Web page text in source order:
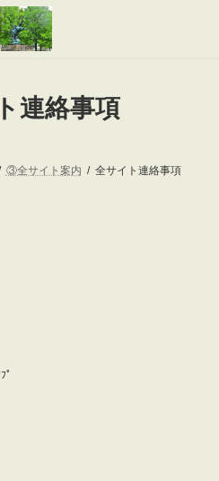
連絡事項
③全サイト案内 全サイト連絡事項
ﾟ